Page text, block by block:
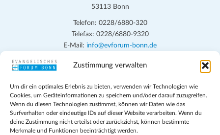
Zustimmung verwalten
Um dir ein optimales Erlebnis zu bieten, verwenden wir Technologien wie
Cookies, um Geräteinformationen zu speichern und/oder darauf zuzugreifen.
Wenn du diesen Technologien zustimmst, können wir Daten wie das
Surfverhalten oder eindeutige IDs auf dieser Website verarbeiten. Wenn du
deine Zustimmung nicht erteilst oder zurückziehst, können bestimmte
Merkmale und Funktionen beeinträchtigt werden.
53113 Bonn
Telefon: 0228/6880-320
Telefax: 0228/6880-9320
E-Mail: info@evforum-bonn.de
Das Evangelische Forum Bonn will in seinen zentralen
persönlichen, beruflichen, kirchlichen und öffentlichen Lebens
eingehen, zu offener Begegnung und ehrlicher Auseinandersetzung
anregen und mithelfen, aus der Verheißung des Evangeliums heraus
im individuellen und gesellschaftlichen Leben verantwortlich zu